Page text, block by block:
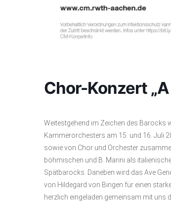
Chor-Konzert
Weitestgehend im Zeichen des Barocks
Kammerorchesters am 15. und 16. Juli
sowie von Chor und Orchester
böhmischen und B. Marini als
Spätbarocks. Daneben wird das Ave
von Hildegard von Bingen für einen
herzlich eingeladen gemeinsam mit uns